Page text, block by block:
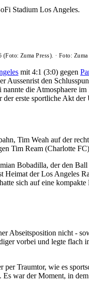
Stadium Los Angeles.
(Foto: Zuma Press). · Foto: Zuma
mit 4:1 (3:0) gegen
den
die Atmosphaere
der erste sportliche Akt
Tim Weah auf der
Tim Ream (Charlotte
Bobadilla, der den
der Los Angeles
sich auf eine
Abseitsposition nicht -
vorbei und legte flach
Traumtor, wie es
war der Moment, in